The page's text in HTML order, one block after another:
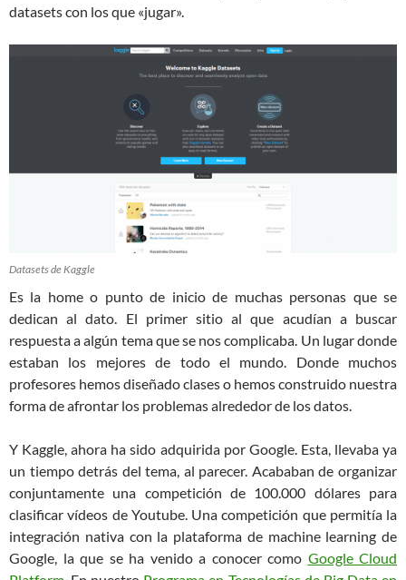
datasets con los que «jugar».
Datasets de Kaggle
Es la home o punto de inicio de muchas personas que se
dedican al dato. El primer sitio al que acudían a buscar
respuesta a algún tema que se nos complicaba. Un lugar donde
estaban los mejores de todo el mundo. Donde muchos
profesores hemos diseñado clases o hemos construido nuestra
forma de afrontar los problemas alrededor de los datos.
Y Kaggle, ahora ha sido adquirida por Google. Esta, llevaba ya
un tiempo detrás del tema, al parecer. Acababan de organizar
conjuntamente una competición de 100.000 dólares para
clasificar vídeos de Youtube. Una competición que permitía la
integración nativa con la plataforma de machine learning de
Google, la que se ha venido a conocer como Google Cloud